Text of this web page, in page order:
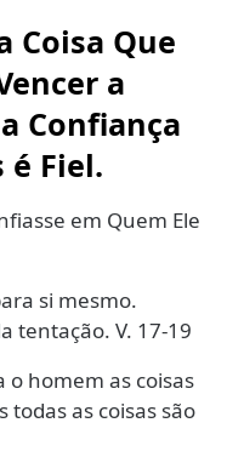
Coisa Que
a
Confiança
é Fiel.
em Quem Ele
si mesmo.
tentação. V. 17-19
o homem as coisas
todas as coisas são